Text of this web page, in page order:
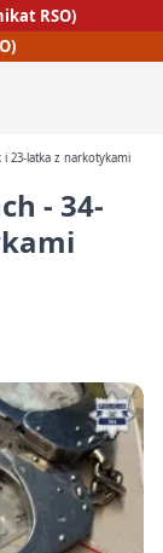
RSO)
23-latka z narkotykami
- 34-